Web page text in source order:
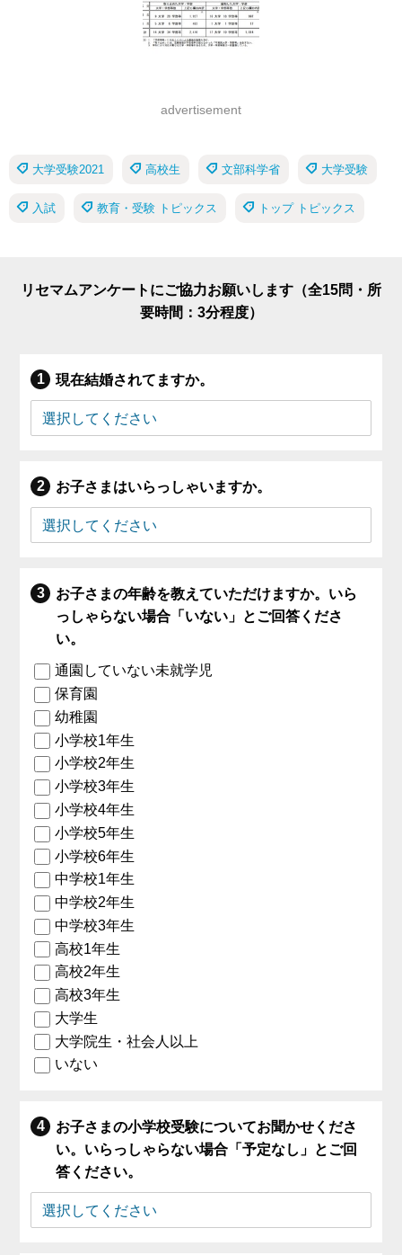
advertisement
大学受験2021 高校生 文部科学省 大学受験
入試 教育・受験 トピックス トップ トピックス
リセマムアンケートにご協力お願いします（全15問・所
要時間：3分程度）
現在結婚されてますか。
お子さまはいらっしゃいますか。
お子さまの年齢を教えていただけますか。いら
っしゃらない場合「いない」とご回答くださ
い。
通園していない未就学児
保育園
幼稚園
小学校1年生
小学校2年生
小学校3年生
小学校4年生
小学校5年生
小学校6年生
中学校1年生
中学校2年生
中学校3年生
高校1年生
高校2年生
高校3年生
大学生
大学院生・社会人以上
いない
お子さまの小学校受験についてお聞かせくださ
い。いらっしゃらない場合「予定なし」とご回
答ください。